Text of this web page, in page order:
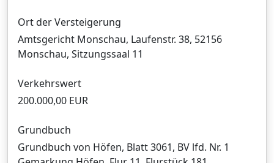
Ort der Versteigerung
Amtsgericht Monschau, Laufenstr. 38, 52156
Monschau, Sitzungssaal 11
Verkehrswert
200.000,00 EUR
Grundbuch
Grundbuch von Höfen, Blatt 3061, BV lfd. Nr. 1